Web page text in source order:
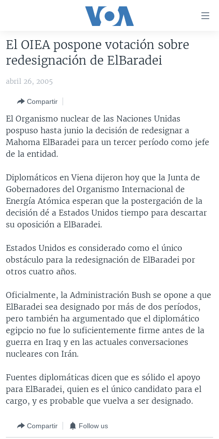
accesibilidad
contenido
principal
Salte
navegador
principal
Salte
AMÉRICA DEL NORTE
MÉXICO
HAITÍ
ELECCIONES EEUU 2024
ELECCIONES EEUU
VOTO DIVIDIDO
VOA VERIFICA
VOA VERIFICA UCRANIA/RUSIA
VOA VERIFICA INMIGRACIÓN
VOA VERIFICA AMÉRICA LATINA
AMÉRICA LATINA
ARGENTINA
BOLIVIA
COLOMBIA
CHILE
PERÚ
ECUADOR
VENEZUELA
BRASIL
CHINA EN AMÉRICA LATINA
CENTROAMÉRICA
COSTA RICA
EL SALVADOR
GUATEMALA
HONDURAS
NICARAGUA
OTRAS SECCIONES
INMIGRACIÓN
LIBERTAD DE PRENSA
MUNDO
ECONOMÍA
ENTRETENIMIENTO Y CULTURA
TECNOLOGÍA
CIENCIA Y SALUD
ESPECIALES DE LA VOA
LIBERTAD DE PRENSA
UCRANIA
MULTIMEDIA
VIDEOS
FOTOGRAFÍA
PROGRAMAS TV
EL MUNDO AL DÍA
VISIÓN 360
LAS CLAVES
PANORAMA
RADIO
AUDIONOTICIAS
BUENOS DÍAS AMÉRICA
ESTADOS UNIDOS AL DÍA
EL MUNDO AL DÍA [RADIO]
DEPORTIVO INTERNACIONAL
NOTA ECONÓMICA
ENTRETENIMIENTO
DOCUMENTALES DE LA VOA
Learning English
SÍGANOS
Idiomas
El OIEA pospone votación sobre
redesignación de ElBaradei
abril 26, 2005
Compartir
El Organismo nuclear de las Naciones Unidas
pospuso hasta junio la decisión de redesignar a
Mahoma ElBaradei para un tercer período como jefe
de la entidad.
Diplomáticos en Viena dijeron hoy que la Junta de
Gobernadores del Organismo Internacional de
Energía Atómica esperan que la postergación de la
decisión dé a Estados Unidos tiempo para descartar
su oposición a ElBaradei.
Estados Unidos es considerado como el único
obstáculo para la redesignación de ElBaradei por
otros cuatro años.
Oficialmente, la Administración Bush se opone a que
ElBaradei sea designado por más de dos períodos,
pero también ha argumentado que el diplomático
egipcio no fue lo suficientemente firme antes de la
guerra en Iraq y en las actuales conversaciones
nucleares con Irán.
Fuentes diplomáticas dicen que es sólido el apoyo
para ElBaradei, quien es el único candidato para el
cargo, y es probable que vuelva a ser designado.
Compartir Follow us